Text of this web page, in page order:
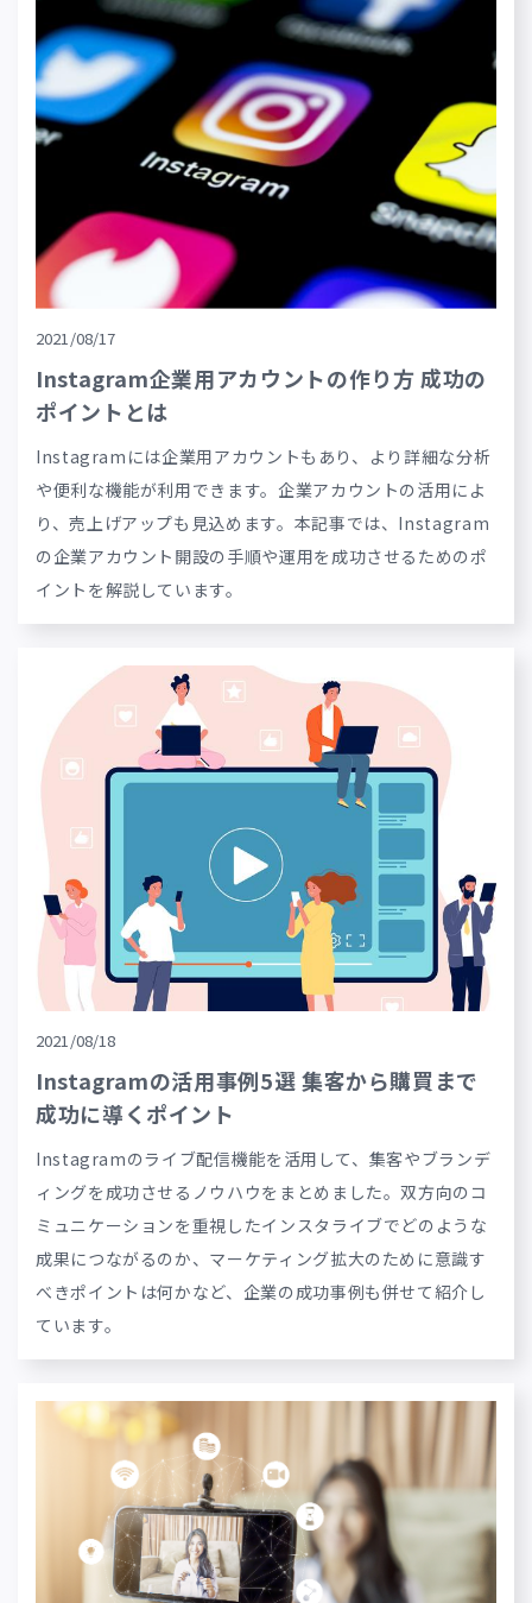
2021/08/17
Instagram企業用アカウントの作り方 成功の
ポイントとは
Instagramには企業用アカウントもあり、より詳細な分析
や便利な機能が利用できます。企業アカウントの活用によ
り、売上げアップも見込めます。本記事では、Instagram
の企業アカウント開設の手順や運用を成功させるためのポ
イントを解説しています。
2021/08/18
Instagramの活用事例5選 集客から購買まで
成功に導くポイント
Instagramのライブ配信機能を活用して、集客やブランデ
ィングを成功させるノウハウをまとめました。双方向のコ
ミュニケーションを重視したインスタライブでどのような
成果につながるのか、マーケティング拡大のために意識す
べきポイントは何かなど、企業の成功事例も併せて紹介し
ています。